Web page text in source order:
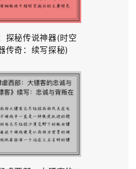
探秘传说神器(时空
传奇：续写探秘)